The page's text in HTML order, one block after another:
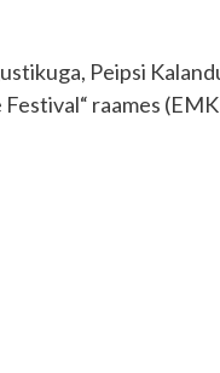
Peipsi
raames